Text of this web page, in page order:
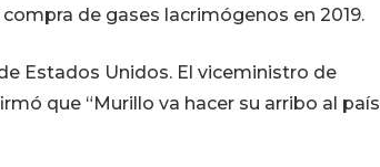
de gases lacrimógenos en 2019.
Estados Unidos. El viceministro de
que “Murillo va hacer su arribo al país